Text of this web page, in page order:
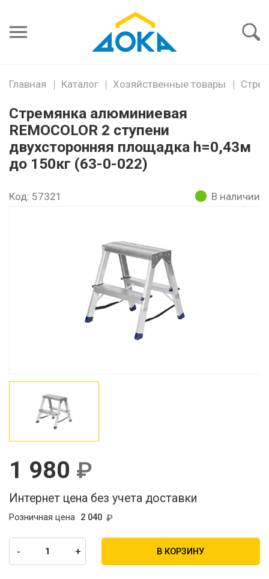
пароль
Главная Каталог Хозяйственные товары
Стремянка алюминиевая
REMOCOLOR 2 ступени
двухсторонняя площадка h=0,43м
до 150кг (63-0-022)
Код: 57321 В наличии
1 980
Интернет цена без учета доставки
2 040
Розничная цена
- + В КОРЗИНУ